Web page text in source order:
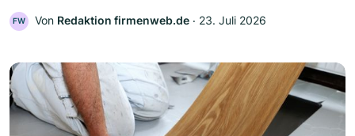
FW Von Redaktion firmenweb.de ‧ 23. Juli 2026